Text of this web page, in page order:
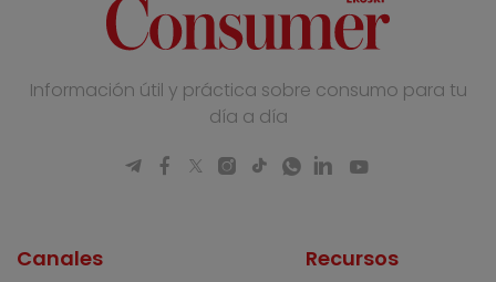
Información útil y práctica sobre consumo para tu
día a día
Canales Recursos